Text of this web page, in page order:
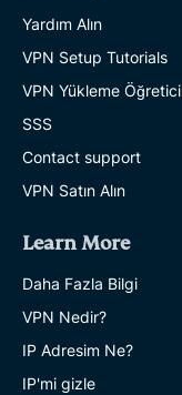
Yardım Alın
VPN Setup Tutorials
VPN Yükleme
SSS
Contact support
VPN Satın Alın
Learn More
Daha Fazla Bilgi
VPN Nedir?
IP Adresim Ne?
IP'mi gizle